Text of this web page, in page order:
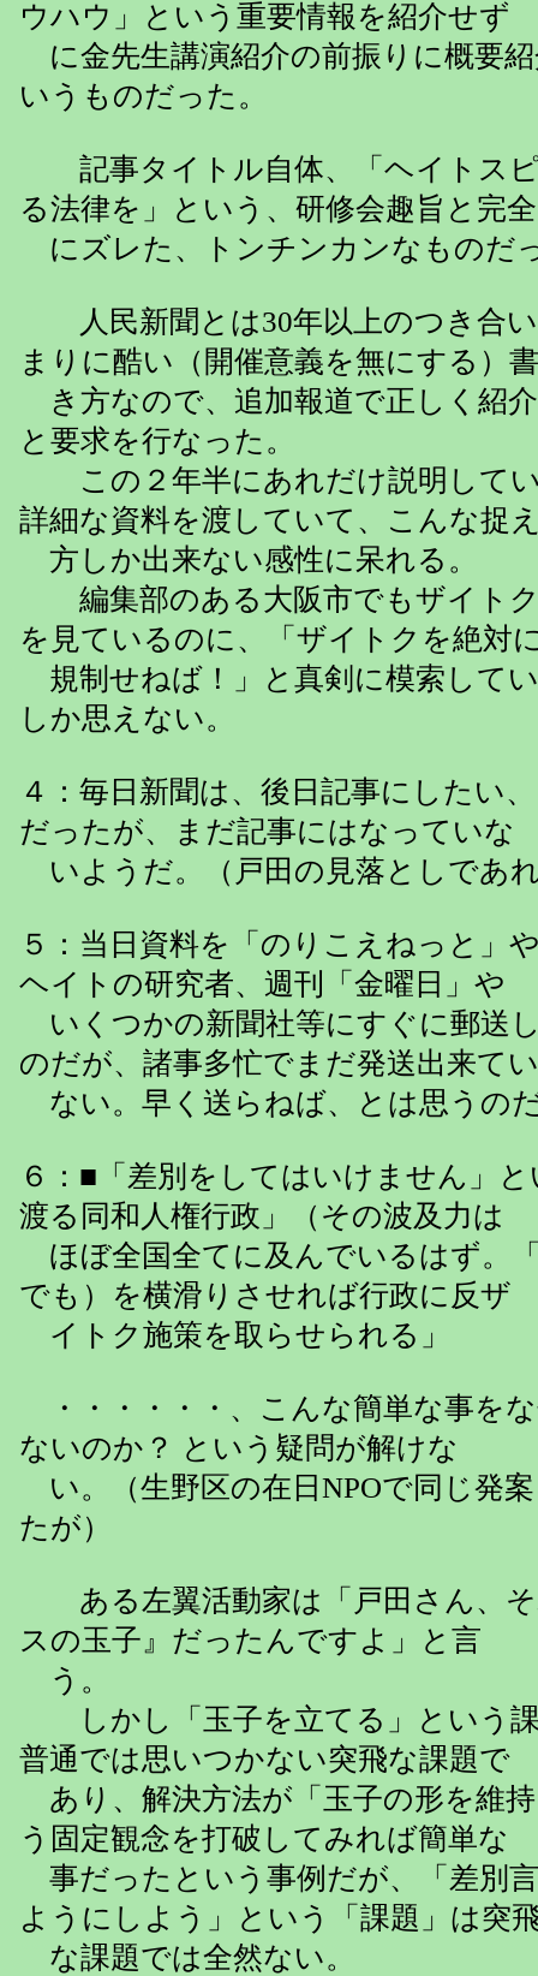
ウハウ」という重要情報を紹介せず
に金先生講演紹介の前振りに概要
いうものだった。
記事タイトル自体、「ヘイトスピ
る法律を」という、研修会趣旨と完全
にズレた、トンチンカンなものだ
人民新聞とは30年以上のつき合
まりに酷い（開催意義を無にする）書
き方なので、追加報道で正しく紹
と要求を行なった。
この２年半にあれだけ説明して
詳細な資料を渡していて、こんな捉
方しか出来ない感性に呆れる。
編集部のある大阪市でもザイト
を見ているのに、「ザイトクを絶対
規制せねば！」と真剣に模索して
しか思えない。
４：毎日新聞は、後日記事にしたい
だったが、まだ記事にはなっていな
いようだ。（戸田の見落としであ
５：当日資料を「のりこえねっと」
ヘイトの研究者、週刊「金曜日」や
いくつかの新聞社等にすぐに郵送
のだが、諸事多忙でまだ発送出来てい
ない。早く送らねば、とは思うの
６：■「差別をしてはいけません」
渡る同和人権行政」（その波及力は
ほぼ全国全てに及んでいるはず。
でも）を横滑りさせれば行政に反ザ
イトク施策を取らせられる」
・・・・・・、こんな簡単な事を
ないのか？ という疑問が解けな
い。（生野区の在日NPOで同じ発
たが）
ある左翼活動家は「戸田さん、そ
スの玉子』だったんですよ」と言
う。
しかし「玉子を立てる」という課
普通では思いつかない突飛な課題で
あり、解決方法が「玉子の形を維
う固定観念を打破してみれば簡単な
事だったという事例だが、「差別
ようにしよう」という「課題」は突
な課題では全然ない。